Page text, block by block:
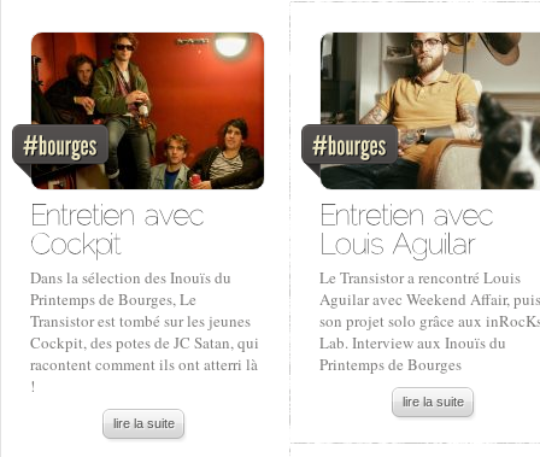
Dans la sélection des Inouïs du
Printemps de Bourges, Le
Transistor est tombé sur les jeunes
Cockpit, des potes de JC Satan, qui
racontent comment ils ont atterri là
!
lire la suite
Le Transistor a rencontré Louis
Aguilar avec Weekend Affair, puis
son projet solo grâce aux
Lab. Interview aux Inouïs du
Printemps de Bourges
lire la suite